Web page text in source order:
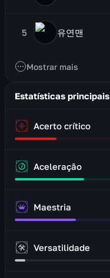
5 유연맨
Mostrar mais
Estatísticas principais
Acerto crítico
Aceleração
Maestria
Versatilidade